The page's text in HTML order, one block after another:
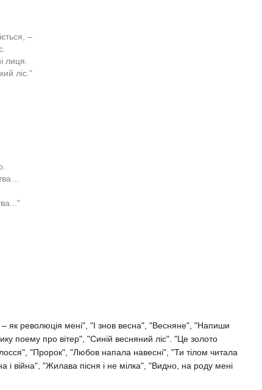
–
лиця.
ліс."
як революція мені", "І знов весна", "Весняне", "Напиши
поему про вітер", "Синій весняний ліс". "Це золото
"Пророк", "Любов напала навесні", "Ти тілом читала
і війна", "Жилава пісня і не мілка", "Видно, на роду мені